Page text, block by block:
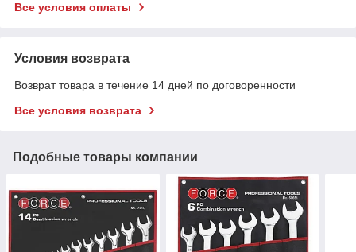
Все условия оплаты
Условия возврата
Возврат товара в течение 14 дней по договоренности
Все условия возврата
Подобные товары компании